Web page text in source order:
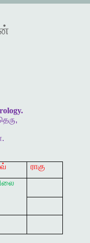
,
.
ராகு